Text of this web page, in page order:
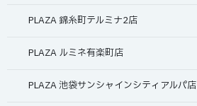
PLAZA 錦糸町テルミナ2店
PLAZA ルミネ有楽町店
PLAZA 池袋サンシャインシティアルパ店